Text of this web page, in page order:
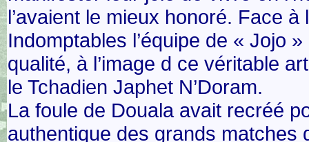
l’avaient le mieux honoré. Face
Indomptables l’équipe de « Jojo
qualité, à l’image d ce véritable
le Tchadien Japhet N’Doram.
La foule de Douala avait recréé
authentique des grands matches